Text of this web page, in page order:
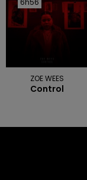
ZOE WEES
Control